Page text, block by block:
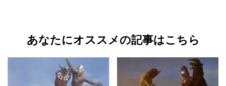
あなたにオススメの記事はこちら